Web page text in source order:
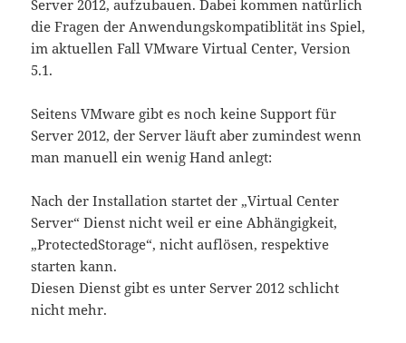
Server 2012, aufzubauen. Dabei kommen natürlich
die Fragen der Anwendungskompatiblität ins Spiel,
im aktuellen Fall VMware Virtual Center, Version
5.1.
Seitens VMware gibt es noch keine Support für
Server 2012, der Server läuft aber zumindest wenn
man manuell ein wenig Hand anlegt:
Nach der Installation startet der „Virtual Center
Server“ Dienst nicht weil er eine Abhängigkeit,
„ProtectedStorage“, nicht auflösen, respektive
starten kann.
Diesen Dienst gibt es unter Server 2012 schlicht
nicht mehr.